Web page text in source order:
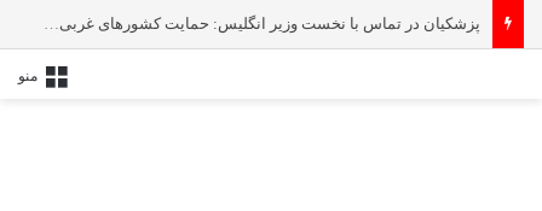
پزشکیان در تماس با نخست‌ وزیر انگلیس: حمایت کشور‌های غربی از رژیم صهیونیستی امنیت منطقه و جهان را به خطر انداخته است
منو